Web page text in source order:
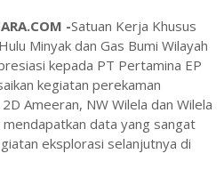
-Satuan Kerja Khusus
Minyak dan Gas Bumi Wilayah
kepada PT Pertamina EP
kegiatan perekaman
Ameeran, NW Wilela dan Wilela
data yang sangat
eksplorasi selanjutnya di